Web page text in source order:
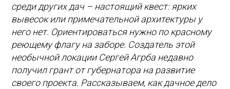
среди других дач – настоящий квест: ярких
вывесок или примечательной архитектуры у
него нет. Ориентироваться нужно по красному
реющему флагу на заборе. Создатель этой
необычной локации Сергей Агрба недавно
получил грант от губернатора на развитие
своего проекта. Рассказываем, как дачное дело